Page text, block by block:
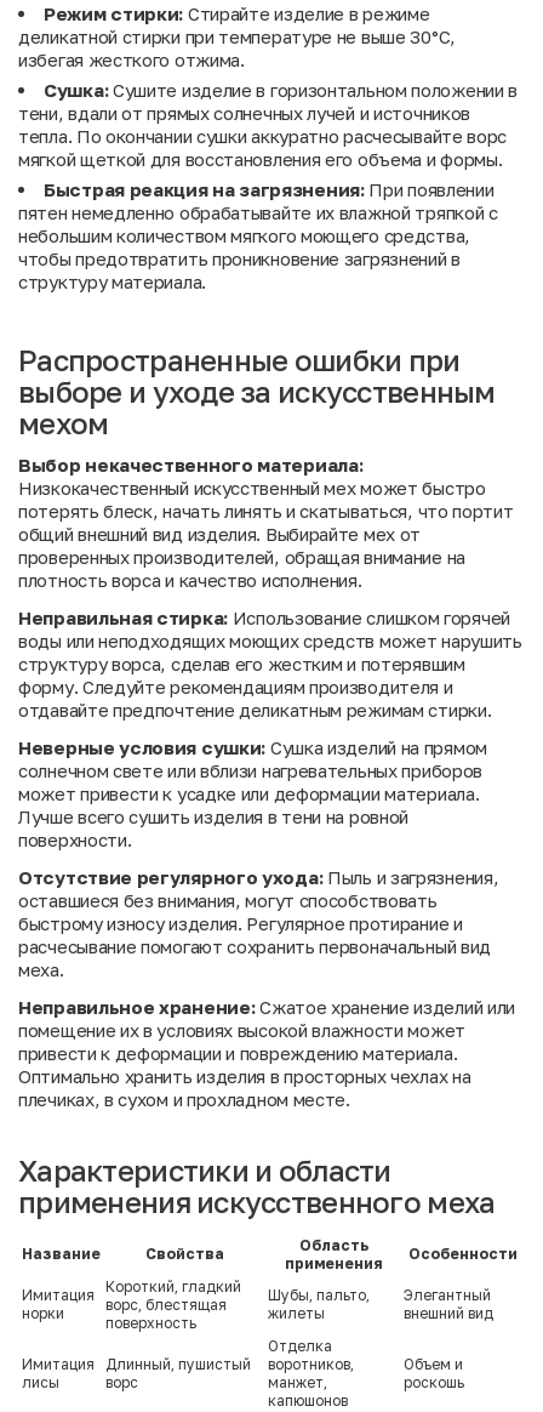
Режим стирки: Стирайте изделие в режиме
деликатной стирки при температуре не выше 30°C,
избегая жесткого отжима.
Сушка:Сушите изделие в горизонтальном положении в
тени, вдали от прямых солнечных лучей и источников
тепла. По окончании сушки аккуратно расчесывайте ворс
мягкой щеткой для восстановления его объема и формы.
Быстрая реакция на загрязнения:При появлении
пятен немедленно обрабатывайте их влажной тряпкой с
небольшим количеством мягкого моющего средства,
чтобы предотвратить проникновение загрязнений в
структуру материала.
Распространенные ошибки при
выборе и уходе за искусственным
мехом
Выбор некачественного материала:
Низкокачественный искусственный мех может быстро
потерять блеск, начать линять и скатываться, что портит
общий внешний вид изделия. Выбирайте мех от
проверенных производителей, обращая внимание на
плотность ворса и качество исполнения.
Неправильная стирка: Использование слишком горячей
воды или неподходящих моющих средств может нарушить
структуру ворса, сделав его жестким и потерявшим
форму. Следуйте рекомендациям производителя и
отдавайте предпочтение деликатным режимам стирки.
Неверные условия сушки: Сушка изделий на прямом
солнечном свете или вблизи нагревательных приборов
может привести к усадке или деформации материала.
Лучше всего сушить изделия в тени на ровной
поверхности.
Отсутствие регулярного ухода:Пыль и загрязнения,
оставшиеся без внимания, могут способствовать
быстрому износу изделия. Регулярное протирание и
расчесывание помогают сохранить первоначальный вид
меха.
Неправильное хранение:Сжатое хранение изделий или
помещение их в условиях высокой влажности может
привести к деформации и повреждению материала.
Оптимально хранить изделия в просторных чехлах на
плечиках, в сухом и прохладном месте.
Характеристики и области
применения искусственного меха
Название Свойства
Область
применения
Особенности
Имитация
норки
Короткий, гладкий
ворс, блестящая
поверхность
Шубы, пальто,
жилеты
Элегантный
внешний вид
Имитация
лисы
Длинный, пушистый
ворс
Отделка
воротников,
манжет,
капюшонов
Объем и
роскошь